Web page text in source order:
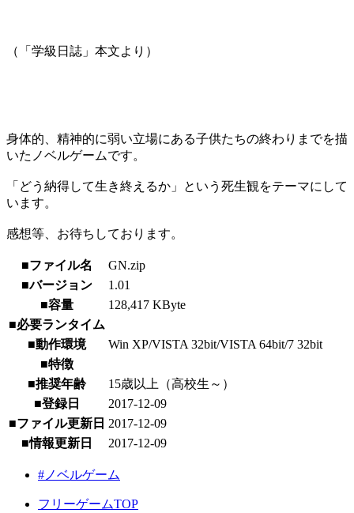
（「学級日誌」本文より）
身体的、精神的に弱い立場にある子供たちの終わりまでを描
いたノベルゲームです。
「どう納得して生き終えるか」という死生観をテーマにして
います。
感想等、お待ちしております。
■ファイル名
GN.zip
■バージョン
1.01
■容量
128,417 KByte
■必要ランタイム
■動作環境
Win XP/VISTA 32bit/VISTA 64bit/7 32bit
■特徴
■推奨年齢
15歳以上（高校生～）
■登録日
2017-12-09
■ファイル更新日 2017-12-09
■情報更新日
2017-12-09
#ノベルゲーム
フリーゲームTOP